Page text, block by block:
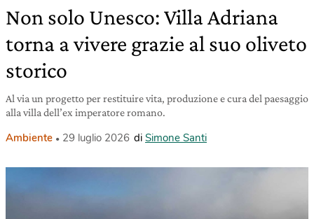
Non solo Unesco: Villa Adriana
torna a vivere grazie al suo oliveto
storico
Al via un progetto per restituire vita, produzione e cura del paesaggio
alla villa dell’ex imperatore romano.
Ambiente 29 luglio 2026 di Simone Santi